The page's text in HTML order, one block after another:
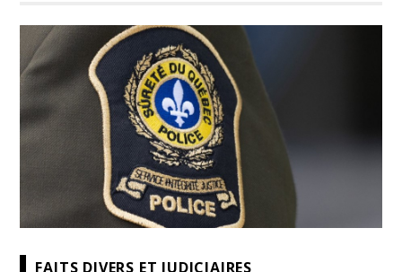
FAITS DIVERS ET JUDICIAIRES